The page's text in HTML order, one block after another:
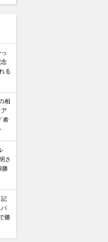
る
相
希
さ
勝
勝